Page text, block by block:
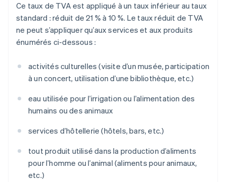
Ce taux de TVA est appliqué à un taux inférieur au taux
standard : réduit de 21 % à 10 %. Le taux réduit de TVA
ne peut s’appliquer qu’aux services et aux produits
énumérés ci-dessous :
activités culturelles (visite d’un musée, participation
à un concert, utilisation d’une bibliothèque, etc.)
eau utilisée pour l’irrigation ou l’alimentation des
humains ou des animaux
services d’hôtellerie (hôtels, bars, etc.)
tout produit utilisé dans la production d’aliments
pour l’homme ou l’animal (aliments pour animaux,
etc.)